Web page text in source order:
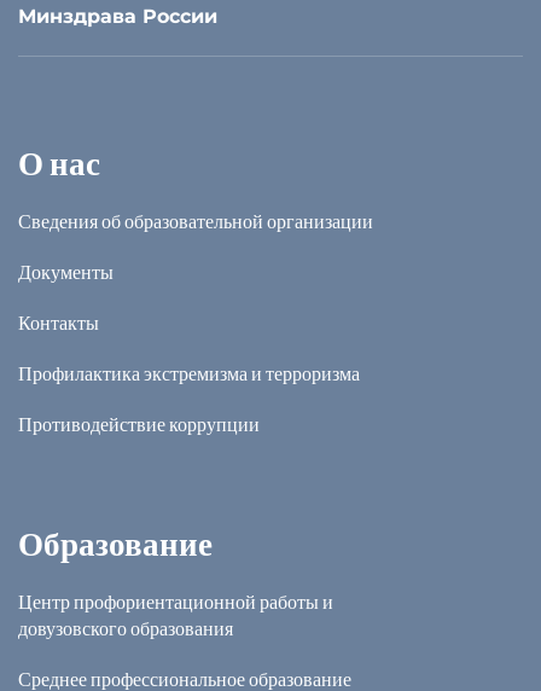
Минздрава России
О нас
Сведения об образовательной организации
Документы
Контакты
Профилактика экстремизма и терроризма
Противодействие коррупции
Образование
Центр профориентационной работы и
довузовского образования
Среднее профессиональное образование